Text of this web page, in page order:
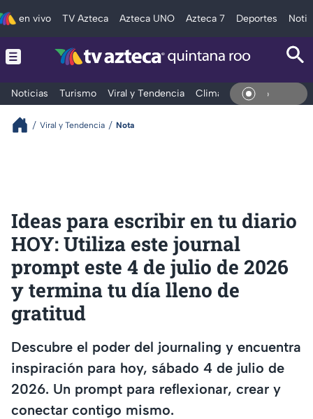
en vivo TV Azteca Azteca UNO Azteca 7 Deportes
Noticias Turismo Viral y Tendencia Clima Tráfico En
Viral y Tendencia Nota
Ideas para escribir en tu diario
HOY: Utiliza este journal
prompt este 4 de julio de 2026
y termina tu día lleno de
gratitud
Descubre el poder del journaling y encuentra
inspiración para hoy, sábado 4 de julio de
2026. Un prompt para reflexionar, crear y
conectar contigo mismo.